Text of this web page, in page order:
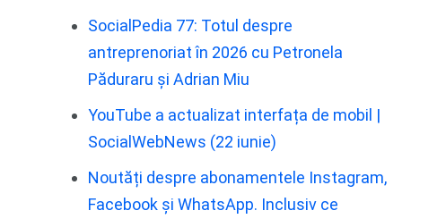
SocialPedia 77: Totul despre
antreprenoriat în 2026 cu Petronela
Păduraru și Adrian Miu
YouTube a actualizat interfața de mobil |
SocialWebNews (22 iunie)
Noutăți despre abonamentele Instagram,
Facebook și WhatsApp. Inclusiv ce